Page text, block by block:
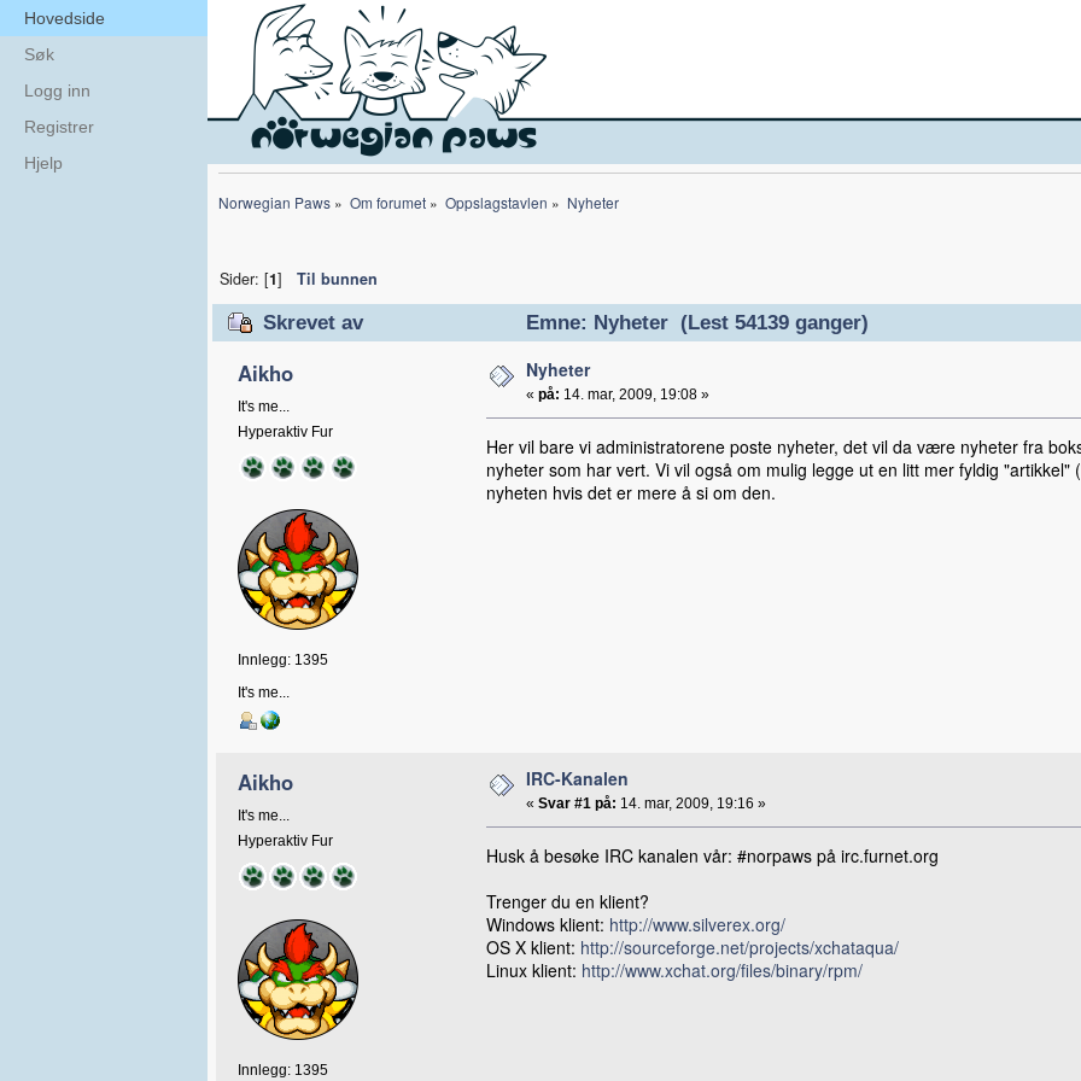
Hovedside
Søk
Logg inn
Registrer
Hjelp
Norwegian Paws » Om forumet» Oppslagstavlen » Nyheter
Sider: [1] Til bunnen
Skrevet av Emne: Nyheter (Lest 54139 ganger)
Aikho
It's me...
Hyperaktiv Fur
Innlegg: 1395
It's me...
Nyheter
« på: 14. mar, 2009, 19:08 »
Her vil bare vi administratorene poste nyheter, det vil da være nyheter fra
nyheter som har vert. Vi vil også om mulig legge ut en litt mer fyldig
nyheten hvis det er mere å si om den.
Aikho
It's me...
Hyperaktiv Fur
Innlegg: 1395
IRC-Kanalen
« Svar #1 på: 14. mar, 2009, 19:16 »
Husk å besøke IRC kanalen vår: #norpaws på irc.furnet.org
Trenger du en klient?
Windows klient: http://www.silverex.org/
OS X klient: http://sourceforge.net/projects/xchataqua/
Linux klient: http://www.xchat.org/files/binary/rpm/